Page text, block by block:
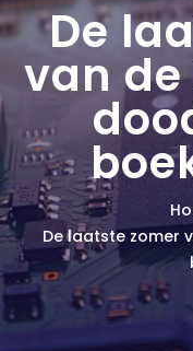
De
van
De laatste zomer